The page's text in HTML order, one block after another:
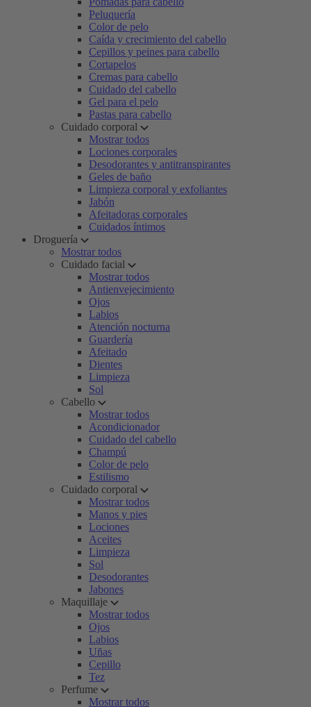
Peluquería
Color de pelo
Caída y crecimiento del cabello
Cepillos y peines para cabello
Cortapelos
Cremas para cabello
Cuidado del cabello
Gel para el pelo
Pastas para cabello
Cuidado corporal
Mostrar todos
Lociones corporales
Desodorantes y antitranspirantes
Geles de baño
Limpieza corporal y exfoliantes
Jabón
Afeitadoras corporales
Cuidados íntimos
Droguería
Mostrar todos
Cuidado facial
Mostrar todos
Antienvejecimiento
Ojos
Labios
Atención nocturna
Guardería
Afeitado
Dientes
Limpieza
Sol
Cabello
Mostrar todos
Acondicionador
Cuidado del cabello
Champú
Color de pelo
Estilismo
Cuidado corporal
Mostrar todos
Manos y pies
Lociones
Aceites
Limpieza
Sol
Desodorantes
Jabones
Maquillaje
Mostrar todos
Ojos
Labios
Uñas
Cepillo
Tez
Perfume
Mostrar todos